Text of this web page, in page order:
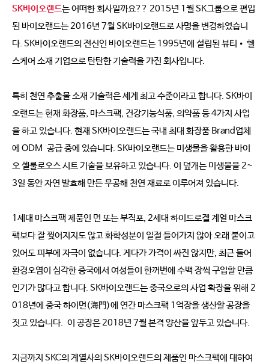
SK바이오랜드는 어떠한 회사일까요?? 2015년 1월 SK그룹으로 편입
된 바이오랜드는 2016년 7월 SK바이오랜드로 사명을 변경하였습니
다. SK바이오랜드의 전신인 바이오랜드는 1995년에 설립된 뷰티• 헬
스케어 소재 기업으로 탄탄한 기술력을 가진 회사입니다.
특히 천연 추출물 소재 기술력은 세계 최고 수준이라고 합니다. SK바이
오랜드는 현재 화장품, 마스크팩, 건강기능식품, 의약품 등 4가지 사업
을 하고 있습니다. 현재 SK바이오랜드는 국내 최대 화장품 Brand업체
에 ODM 공급 중에 있습니다. SK바이오랜드는 미생물을 활용한 바이
오 셀룰로오스 시트 기술을 보유하고 있습니다. 이 덮개는 미생물을 2~
3일 동안 자연 발효해 만든 무공해 천연 재료로 이루어져 있습니다.
1세대 마스크팩 제품인 면 또는 부직포, 2세대 하이드로겔 계열 마스크
팩보다 잘 찢어지지도 않고 화학성분이 일절 들어가지 않아 오래 붙이고
있어도 피부에 자극이 없습니다. 게다가 가격이 싸진 않지만, 최근 들어
환경오염이 심각한 중국에서 여성들이 한꺼번에 수백 장씩 구입할 만큼
인기가 많다고 합니다. SK바이오랜드는 중국으로의 사업 확장을 위해 2
018년에 중국 하이먼(海門)에 연간 마스크팩 1억장을 생산할 공장을
짓고 있습니다. 이 공장은 2018년 7월 본격 양산을 앞두고 있습니다.
지금까지 SKC의 계열사의 SK바이오랜드의 제품인 마스크팩에 대하여